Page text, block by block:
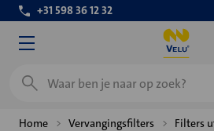
+31 598 36 12 32
Zoeken
Home Vervangingsfilters Filters